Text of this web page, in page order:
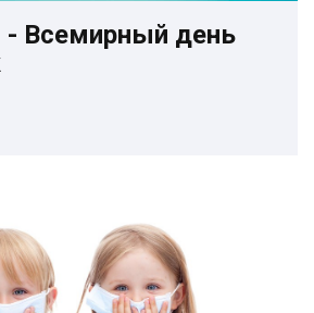
- Всемирный день